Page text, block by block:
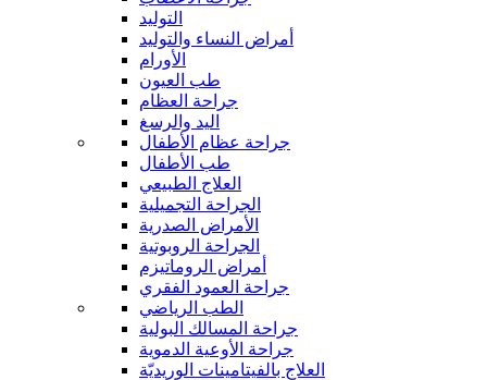
التوليد
أمراض النساء والتوليد
الأورام
طب العيون
جراحة العظام
اليد والرسغ
جراحة عظام الأطفال
طب الأطفال
العلاج الطبيعي
الجراحة التجميلية
الأمراض الصدرية
الجراحة الروبوتية
أمراض الروماتيزم
جراحة العمود الفقري
الطب الرياضي
جراحة المسالك البولية
جراحة الأوعية الدموية
العلاج بالفيتامينات الوريديّة